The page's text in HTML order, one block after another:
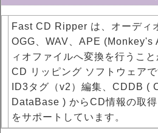
Fast CD Ripper は、オーディ
OGG、WAV、APE
ィオファイルへ変換を行うこ
CD リッピング ソフトウェアで
ID3タグ（v2）編集、CDDB (
DataBase ) からCD情報の取
をサポートしています。